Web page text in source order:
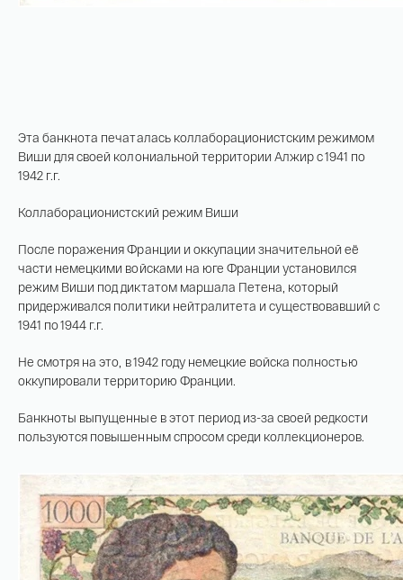
Эта банкнота печаталась коллаборационистским режимом
Виши для своей колониальной территории Алжир с 1941 по
1942 г.г.
Коллаборационистский режим Виши
После поражения Франции и оккупации значительной её
части немецкими войсками на юге Франции установился
режим Виши под диктатом маршала Петена, который
придерживался политики нейтралитета и существовавший с
1941 по 1944 г.г.
Не смотря на это, в 1942 году немецкие войска полностью
оккупировали территорию Франции.
Банкноты выпущенные в этот период из-за своей редкости
пользуются повышенным спросом среди коллекционеров.